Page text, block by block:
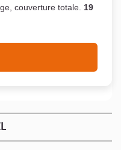
couverture totale. 19